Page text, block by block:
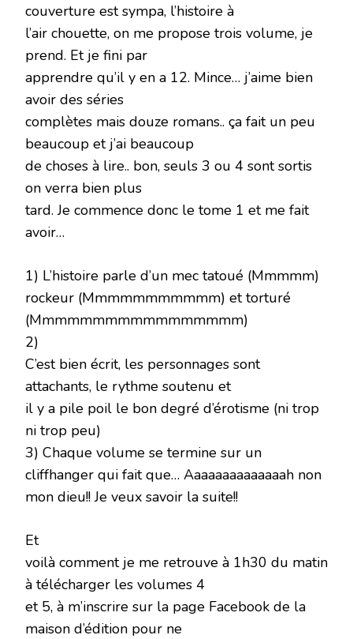
couverture est sympa, l’histoire à
l’air chouette, on me propose trois volume, je
prend. Et je fini par
apprendre qu’il y en a 12. Mince… j’aime bien
avoir des séries
complètes mais douze romans.. ça fait un peu
beaucoup et j’ai beaucoup
de choses à lire.. bon, seuls 3 ou 4 sont sortis
on verra bien plus
tard. Je commence donc le tome 1 et me fait
avoir…
1) L’histoire parle d’un mec tatoué (Mmmmm)
rockeur (Mmmmmmmmmmm) et torturé
(Mmmmmmmmmmmmmmmmm)
2)
C’est bien écrit, les personnages sont
attachants, le rythme soutenu et
il y a pile poil le bon degré d’érotisme (ni trop
ni trop peu)
3) Chaque volume se termine sur un
cliffhanger qui fait que… Aaaaaaaaaaaaaah non
mon dieu!! Je veux savoir la suite!!
Et
voilà comment je me retrouve à 1h30 du matin
à télécharger les volumes 4
et 5, à m’inscrire sur la page Facebook de la
maison d’édition pour ne